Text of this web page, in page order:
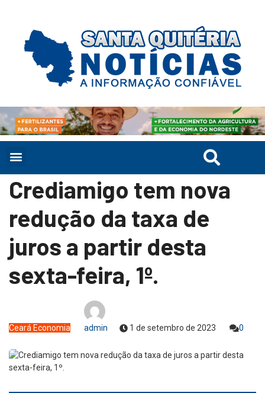
Crediamigo tem nova
redução da taxa de
juros a partir desta
sexta-feira, 1º.
Ceará Economia admin 1 de setembro de 2023 0